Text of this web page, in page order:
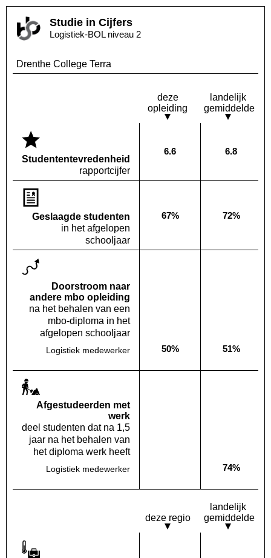
Studie in Cijfers
Logistiek-BOL niveau 2
Drenthe College Terra
deze
opleiding
landelijk
gemiddelde
Studenten­tevredenheid
rapportcijfer
Deze opleiding:
6.6 Landelijk
6.8
Geslaagde studenten
in het afgelopen
schooljaar
Deze opleiding:
67% Landelijk
72%
Doorstroom naar
andere mbo opleiding
na het behalen van een
mbo-diploma in het
afgelopen schooljaar
Logistiek medewerker Deze opleiding:
50% Landelijk
51%
Af­gestudeerden met
werk
deel studenten dat na 1,5
jaar na het behalen van
het diploma werk heeft
Logistiek medewerker Deze opleiding:
Geen waarde bekendLandelijk
74%
deze regio
landelijk
gemiddelde